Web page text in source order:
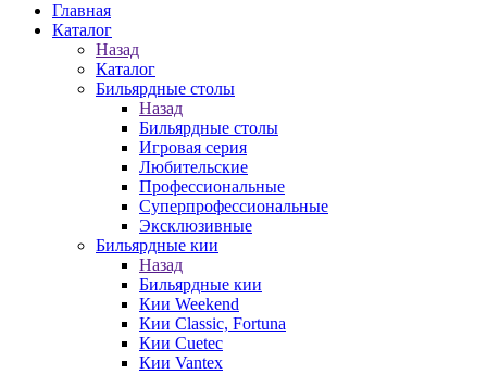
Главная
Каталог
Назад
Каталог
Бильярдные столы
Назад
Бильярдные столы
Игровая серия
Любительские
Профессиональные
Суперпрофессиональные
Эксклюзивные
Бильярдные кии
Назад
Бильярдные кии
Кии Weekend
Кии Classic, Fortuna
Кии Cuetec
Кии Vantex